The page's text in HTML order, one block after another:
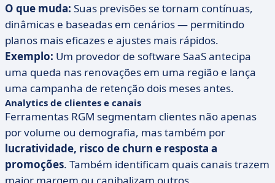
O que muda: Suas previsões se tornam contínuas,
dinâmicas e baseadas em cenários — permitindo
planos mais eficazes e ajustes mais rápidos.
Exemplo: Um provedor de software SaaS antecipa
uma queda nas renovações em uma região e lança
uma campanha de retenção dois meses antes.
Analytics de clientes e canais
Ferramentas RGM segmentam clientes não apenas
por volume ou demografia, mas também por
lucratividade, risco de churn e resposta a
promoções. Também identificam quais canais trazem